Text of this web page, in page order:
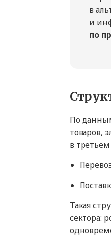
в
и
по
По
товаров,
в третьем
Такая
сектора: